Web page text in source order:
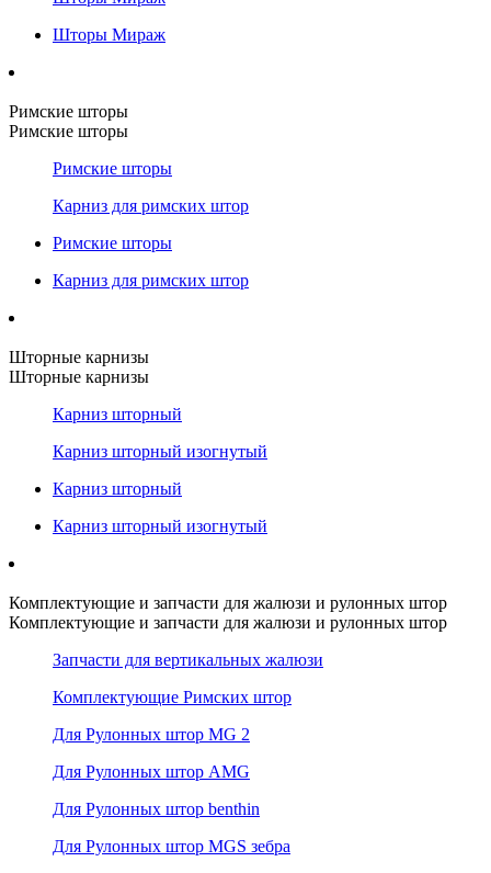
Шторы Мираж
Римские шторы
Римские шторы
Римские шторы
Карниз для римских штор
Римские шторы
Карниз для римских штор
Шторные карнизы
Шторные карнизы
Карниз шторный
Карниз шторный изогнутый
Карниз шторный
Карниз шторный изогнутый
Комплектующие и запчасти для жалюзи и рулонных штор
Комплектующие и запчасти для жалюзи и рулонных штор
Запчасти для вертикальных жалюзи
Комплектующие Римских штор
Для Рулонных штор MG 2
Для Рулонных штор AMG
Для Рулонных штор benthin
Для Рулонных штор MGS зебра